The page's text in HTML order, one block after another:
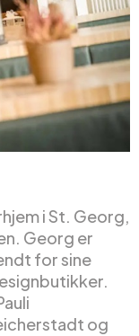
i St. Georg,
Georg er
for sine
og